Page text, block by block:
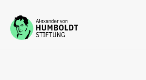
Zum Inhalt springen